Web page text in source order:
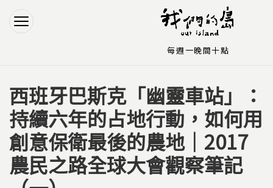
Jump to Navigation
Jump to Main content
您在這裡
西班牙巴斯克「幽靈車站」：
持續六年的占地行動，如何用
創意保衛最後的農地｜2017
農民之路全球大會觀察筆記
每週一晚間十點